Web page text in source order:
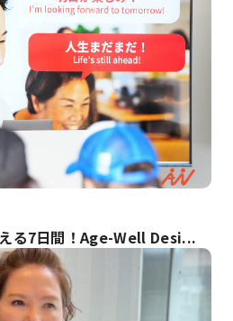
える7日間！Age-Well Desi...